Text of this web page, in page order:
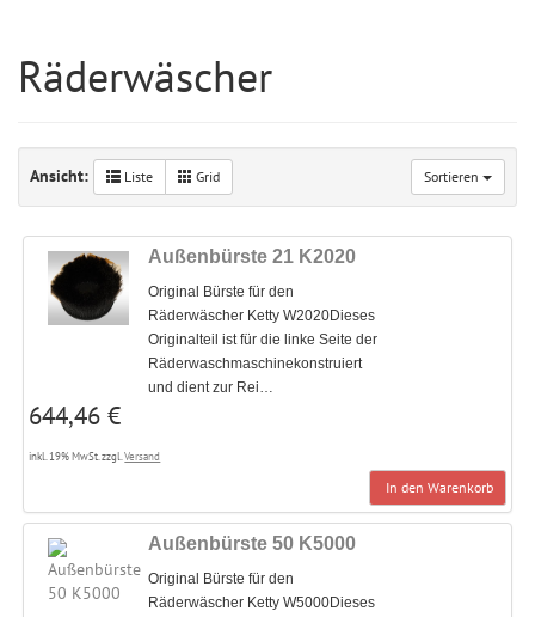
Räderwäscher
Ansicht: Liste Grid Sortieren
Außenbürste 21 K2020
Original Bürste für den
Räderwäscher Ketty W2020Dieses
Originalteil ist für die linke Seite der
Räderwaschmaschinekonstruiert
und dient zur Rei…
644,46 €
inkl. 19% MwSt. zzgl.Versand
In den Warenkorb
Außenbürste 50 K5000
Original Bürste für den
Räderwäscher Ketty W5000Dieses